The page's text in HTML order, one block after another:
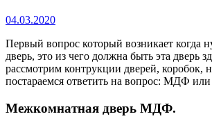
04.03.2020
Первый вопрос который возникает когда
дверь, это из чего должна быть эта дверь
рассмотрим контрукции дверей, коробок,
постараемся ответить на вопрос: МДФ
Межкомнатная дверь МДФ.